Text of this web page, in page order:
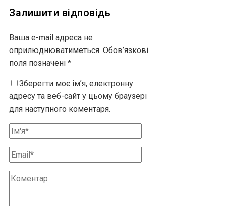
Залишити відповідь
Ваша e-mail адреса не
оприлюднюватиметься. Обов’язкові
поля позначені *
Зберегти моє ім’я, електронну
адресу та веб-сайт у цьому браузері
для наступного коментаря.